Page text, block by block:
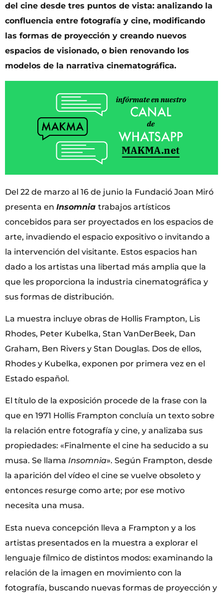
del cine desde tres puntos de vista: analizando la
confluencia entre fotografía y cine, modificando
las formas de proyección y creando nuevos
espacios de visionado, o bien renovando los
modelos de la narrativa cinematográfica.
Del 22 de marzo al 16 de junio la Fundació Joan Miró
presenta en Insomnia trabajos artísticos
concebidos para ser proyectados en los espacios de
arte, invadiendo el espacio expositivo o invitando a
la intervención del visitante. Estos espacios han
dado a los artistas una libertad más amplia que la
que les proporciona la industria cinematográfica y
sus formas de distribución.
La muestra incluye obras de Hollis Frampton, Lis
Rhodes, Peter Kubelka, Stan VanDerBeek, Dan
Graham, Ben Rivers y Stan Douglas. Dos de ellos,
Rhodes y Kubelka, exponen por primera vez en el
Estado español.
El título de la exposición procede de la frase con la
que en 1971 Hollis Frampton concluía un texto sobre
la relación entre fotografía y cine, y analizaba sus
propiedades: «Finalmente el cine ha seducido a su
musa. Se llama Insomnia». Según Frampton, desde
la aparición del vídeo el cine se vuelve obsoleto y
entonces resurge como arte; por ese motivo
necesita una musa.
Esta nueva concepción lleva a Frampton y a los
artistas presentados en la muestra a explorar el
lenguaje fílmico de distintos modos: examinando la
relación de la imagen en movimiento con la
fotografía, buscando nuevas formas de proyección y